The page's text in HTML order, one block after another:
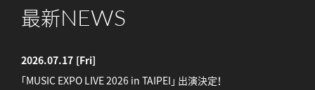
最新NEWS
2026.07.17 [Fri]
「MUSIC EXPO LIVE 2026 in TAIPEI」 出演決定！